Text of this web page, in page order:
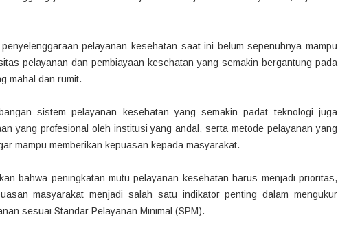
pelayanan kesehatan saat ini belum sepenuhnya mampu
pelayanan dan pembiayaan kesehatan yang semakin bergantung pada
mahal dan rumit.
sistem pelayanan kesehatan yang semakin padat teknologi juga
yang profesional oleh institusi yang andal, serta metode pelayanan yang
mampu memberikan kepuasan kepada masyarakat.
bahwa peningkatan mutu pelayanan kesehatan harus menjadi prioritas,
masyarakat menjadi salah satu indikator penting dalam mengukur
sesuai Standar Pelayanan Minimal (SPM).